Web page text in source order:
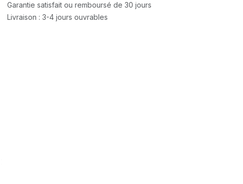
Garantie satisfait ou remboursé de 30 jours
Livraison : 3-4 jours ouvrables